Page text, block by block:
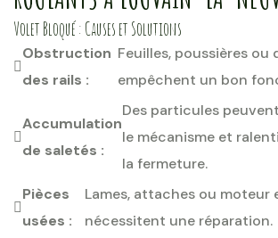
Volet Bloqué : Causes et Solutions
Obstruction
des rails :
Feuilles, poussières ou
empêchent un bon
Accumulation
de saletés :
Des particules
le mécanisme et
la fermeture.
Pièces
usées :
Lames, attaches ou moteur
nécessitent une réparation.